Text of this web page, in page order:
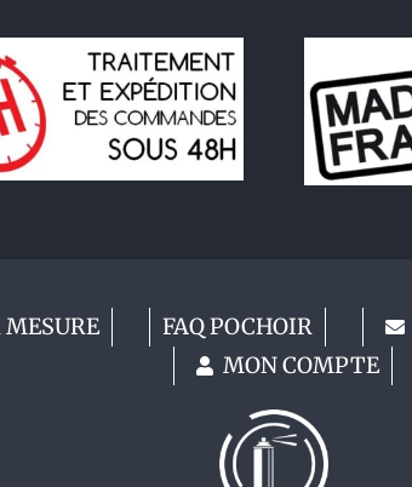
MESURE FAQ POCHOIR
MON COMPTE